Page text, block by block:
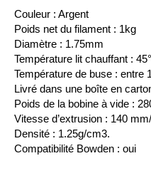
Couleur : Argent
Poids net du filament : 1kg
Diamètre : 1.75mm
Température lit chauffant :
Température de buse : entre
Livré dans une boîte en
Poids de la bobine à vide :
Vitesse d’extrusion : 140
Densité : 1.25g/cm3.
Compatibilité Bowden : oui